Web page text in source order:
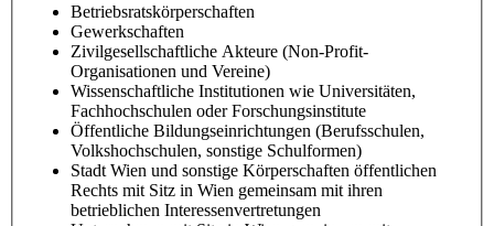
Betriebsratskörperschaften
Gewerkschaften
Zivilgesellschaftliche Akteure (Non-Profit-
Organisationen und Vereine)
Wissenschaftliche Institutionen wie Universitäten,
Fachhochschulen oder Forschungsinstitute
Öffentliche Bildungseinrichtungen (Berufsschulen,
Volkshochschulen, sonstige Schulformen)
Stadt Wien und sonstige Körperschaften öffentlichen
Rechts mit Sitz in Wien gemeinsam mit ihren
betrieblichen Interessenvertretungen